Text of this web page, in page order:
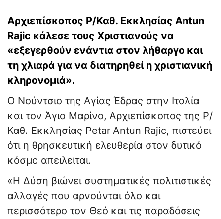
Αρχιεπίσκοπος Ρ/Καθ. Εκκλησίας Antun
Rajic κάλεσε τους Χριστιανούς να
«εξεγερθούν ενάντια στον λήθαργο και
τη χλιαρά για να διατηρηθεί η χριστιανική
κληρονομιά».
Ο Νούντσιο της Αγίας Έδρας στην Ιταλία
και τον Άγιο Μαρίνο, Αρχιεπίσκοπος της Ρ/
Καθ. Εκκλησίας Petar Antun Rajic, πιστεύει
ότι η θρησκευτική ελευθερία στον δυτικό
κόσμο απειλείται.
«Η Δύση βιώνει συστηματικές πολιτιστικές
αλλαγές που αρνούνται όλο και
περισσότερο τον Θεό και τις παραδόσεις